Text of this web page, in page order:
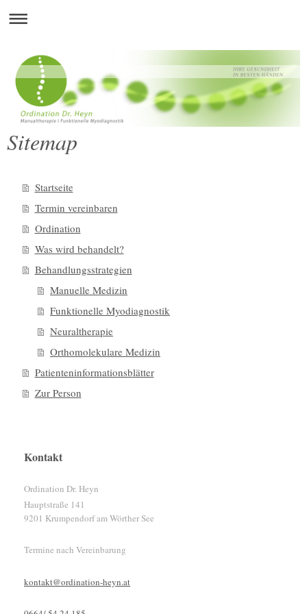
Sitemap
Startseite
Termin vereinbaren
Ordination
Was wird behandelt?
Behandlungsstrategien
Manuelle Medizin
Funktionelle Myodiagnostik
Neuraltherapie
Orthomolekulare Medizin
Patienteninformationsblätter
Zur Person
Kontakt
Ordination Dr. Heyn
Hauptstraße 141
9201 Krumpendorf am Wörther See
Termine nach Vereinbarung
kontakt@ordination-heyn.at